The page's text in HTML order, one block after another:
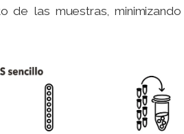
de las muestras,